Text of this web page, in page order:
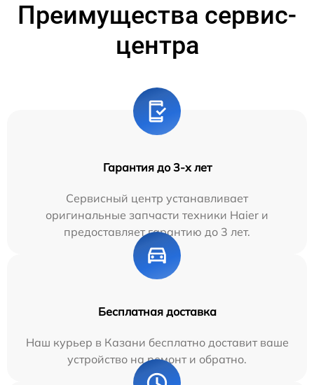
Преимущества сервис-
центра
Гарантия до 3-х лет
Сервисный центр устанавливает
оригинальные запчасти техники Haier и
предоставляет гарантию до 3 лет.
Бесплатная доставка
Наш курьер в Казани бесплатно доставит ваше
устройство на ремонт и обратно.